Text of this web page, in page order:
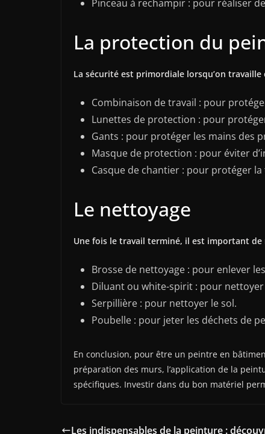
Pinceau à rechampir : pour réaliser
La protection du
La sécurité est primordiale lorsqu’on
Combinaison de travail : pour
Lunettes de protection : pour
Gants : pour protéger les mains des
Masque de protection : pour éviter
Casque de chantier : pour protéger la
Le nettoyage
Une fois le travail terminé, il est important
Brosse de nettoyage : pour enlever
Diluant ou white-spirit : pour
Serpillière : pour nettoyer le sol.
Poubelle : pour jeter les déchets de
En conclusion, pour être un peintre en
préparation des murs, l’application de la
spécifiques. Investir dans du bon matériel
Les indispensables de la peinture :